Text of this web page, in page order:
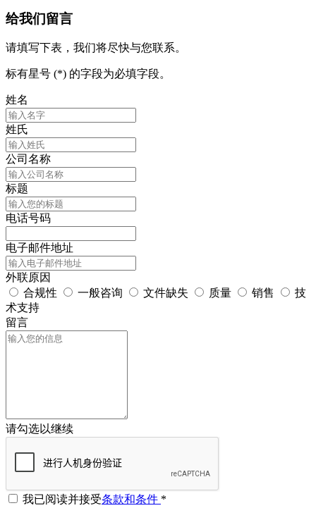
给我们留言
请填写下表，我们将尽快与您联系。
标有星号 (*) 的字段为必填字段。
姓名
姓氏
公司名称
标题
电话号码
电子邮件地址
外联原因
合规性
一般咨询 文件缺失 质量 销售
技
术支持
留言
请勾选以继续
我已阅读并接受条款和条件 *